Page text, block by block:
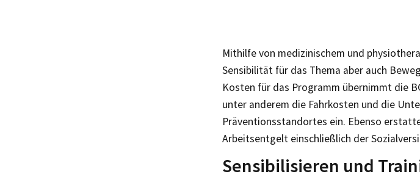
Mithilfe von medizinischem und
Sensibilität für das Thema aber auch
Kosten für das Programm übernimmt die
unter anderem die Fahrkosten und die
Präventionsstandortes ein. Ebenso
Arbeitsentgelt einschließlich der
Sensibilisieren und